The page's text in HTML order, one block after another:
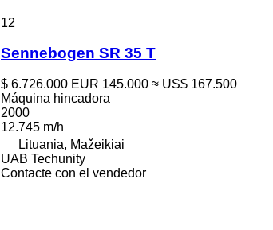
12
Sennebogen SR 35 T
$ 6.726.000 EUR 145.000 ≈ US$ 167.500
Máquina hincadora
2000
12.745 m/h
Lituania, Mažeikiai
UAB Techunity
Contacte con el vendedor